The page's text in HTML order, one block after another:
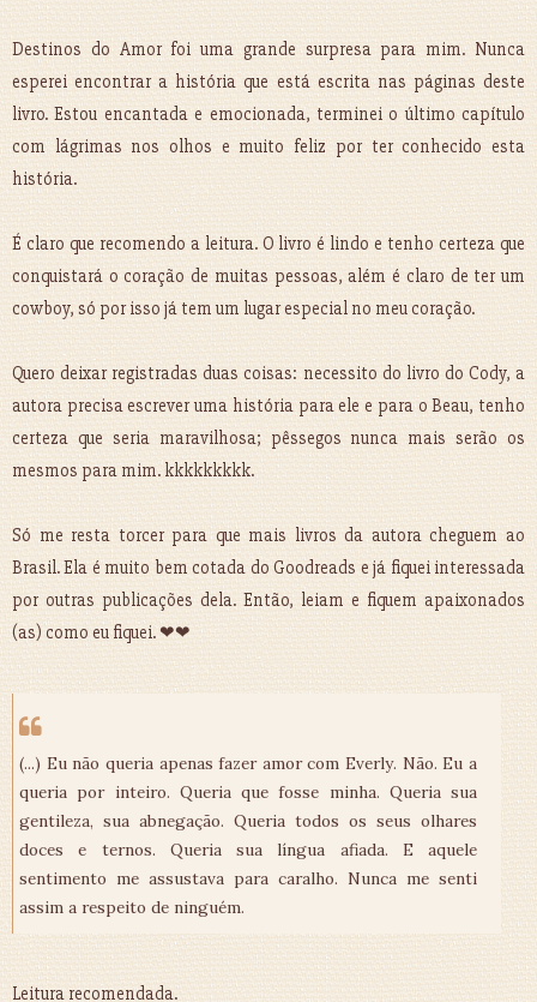
Destinos do Amor foi uma grande surpresa para mim. Nunca
esperei encontrar a história que está escrita nas páginas deste
livro. Estou encantada e emocionada, terminei o último capítulo
com lágrimas nos olhos e muito feliz por ter conhecido esta
história.
É claro que recomendo a leitura. O livro é lindo e tenho certeza que
conquistará o coração de muitas pessoas, além é claro de ter um
cowboy, só por isso já tem um lugar especial no meu coração.
Quero deixar registradas duas coisas: necessito do livro do Cody, a
autora precisa escrever uma história para ele e para o Beau, tenho
certeza que seria maravilhosa; pêssegos nunca mais serão os
mesmos para mim. kkkkkkkkk.
Só me resta torcer para que mais livros da autora cheguem ao
Brasil. Ela é muito bem cotada do Goodreads e já fiquei interessada
por outras publicações dela. Então, leiam e fiquem apaixonados
(as) como eu fiquei. ❤❤
(...) Eu não queria apenas fazer amor com Everly. Não. Eu a
queria por inteiro. Queria que fosse minha. Queria sua
gentileza, sua abnegação. Queria todos os seus olhares
doces e ternos. Queria sua língua afiada. E aquele
sentimento me assustava para caralho. Nunca me senti
assim a respeito de ninguém.
Leitura recomendada.